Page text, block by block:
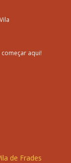
aqui!
de Frades